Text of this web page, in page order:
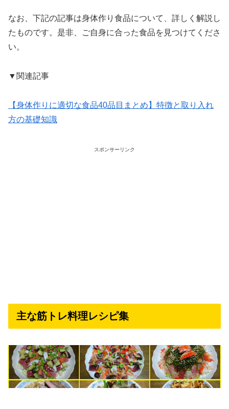
なお、下記の記事は身体作り食品について、詳しく解説し
たものです。是非、ご自身に合った食品を見つけてくださ
い。
▼関連記事
【身体作りに適切な食品40品目まとめ】特徴と取り入れ
方の基礎知識
スポンサーリンク
主な筋トレ料理レシピ集